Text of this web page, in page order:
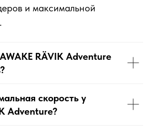
и максимальной
RÄVIK Adventure
скорость у
Adventure?